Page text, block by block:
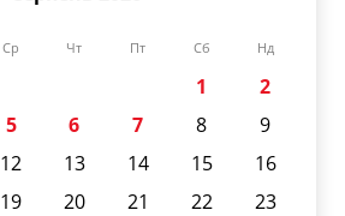
Ср Чт Пт Сб Нд
1
2
5 6 7 8
9
12 13 14 15
16
19 20 21 22
23